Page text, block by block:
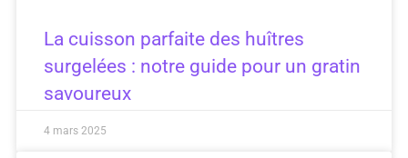
La cuisson parfaite des huîtres
surgelées : notre guide pour un gratin
savoureux
4 mars 2025